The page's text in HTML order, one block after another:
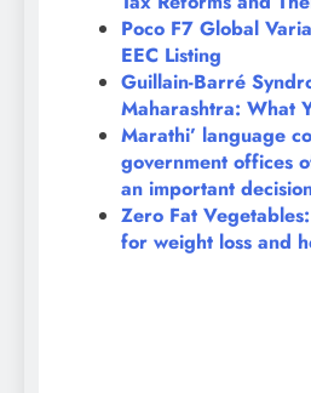
Poco F7 Global
EEC Listing
Guillain-Barré
Maharashtra: What
Marathi’ language
government offices
an important
Zero Fat
for weight loss and